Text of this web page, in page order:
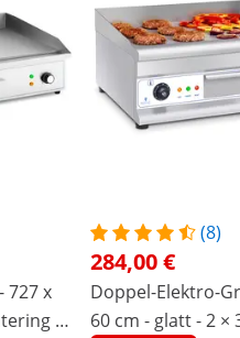
727 x
-
(8)
284,00 €
Doppel-Elektro-
60 cm - glatt - 2 ×